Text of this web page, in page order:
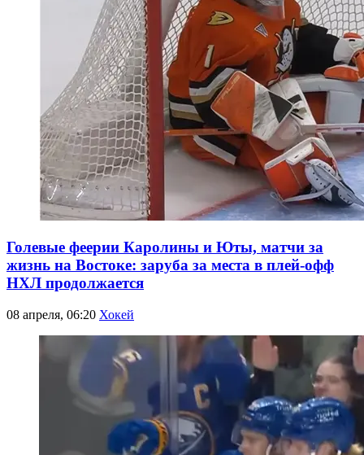
Голевые феерии Каролины и Юты, матчи за
жизнь на Востоке: заруба за места в плей-офф
НХЛ продолжается
08 апреля, 06:20 Хокей